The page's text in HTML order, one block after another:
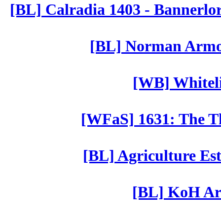
[BL] Calradia 1403 -
[BL] Norman
[WB]
[WFaS] 1631: The
[BL] Agriculture
[BL] KoH